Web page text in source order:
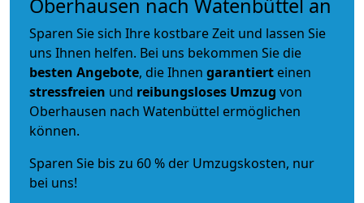
Oberhausen nach Watenbüttel an
Sparen Sie sich Ihre kostbare Zeit und lassen Sie
uns Ihnen helfen. Bei uns bekommen Sie die
besten Angebote, die Ihnen garantiert einen
stressfreien und reibungsloses Umzug von
Oberhausen nach Watenbüttel ermöglichen
können.
Sparen Sie bis zu 60 % der Umzugskosten, nur
bei uns!